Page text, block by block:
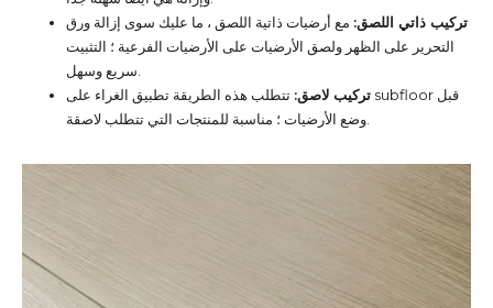
تركيب ذاتي اللصق: مع أرضيات ذاتية اللصق ، ما عليك سوى إزالة ورق
التحرير على الظهر ولصق الأرضيات على الأرضيات الفرعية ؛ التثبيت
تركيب لاصق: تتطلب هذه الطريقة تطبيق الغراء على subfloor قبل